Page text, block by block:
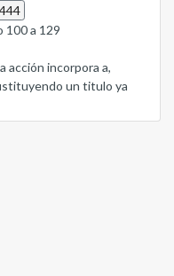
100 a 129
acción incorpora a,
un titulo ya